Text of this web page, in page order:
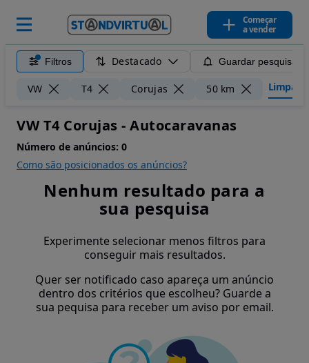
Começar
a vender
Filtros Destacado Guardar pesquisa
VW T4 Corujas 50 km Limpar
VW T4 Corujas - Autocaravanas
Número de anúncios: 0
Como são posicionados os anúncios?
Nenhum resultado para a
sua pesquisa
Experimente selecionar menos filtros para
conseguir mais resultados.
Quer ser notificado caso apareça um anúncio
dentro dos critérios que escolheu? Guarde a
sua pequisa para receber um aviso por email.